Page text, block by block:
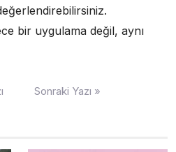
bir uygulama değil, aynı
Sonraki Yazı »